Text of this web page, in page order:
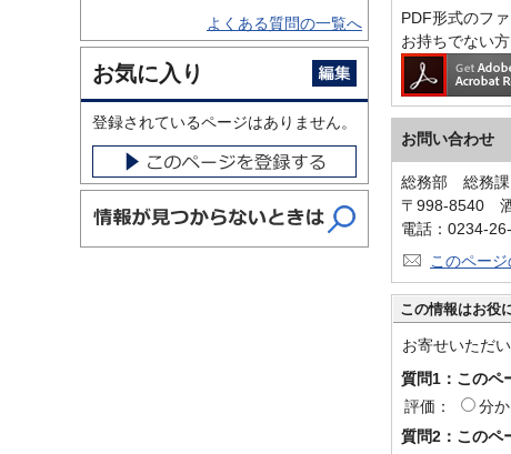
PDF形式のフ
お持ちでない
お問い合わせ
総務部 総務
〒998-8540
電話：0234-
このペー
この情報はお役
お寄せいただ
質問1：このペ
評価：
分
質問2：このペ
よくある質問の一覧へ
お気に入り
登録されているページはありません。